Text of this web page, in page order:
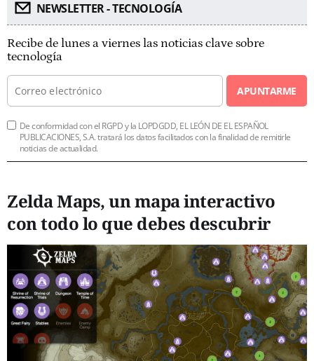
NEWSLETTER - TECNOLOGÍA
Recibe de lunes a viernes las noticias clave sobre
tecnología
APUNTARME
De conformidad con el RGPD y la LOPDGDD, EL LEÓN DE EL ESPAÑOL
PUBLICACIONES, S.A. tratará los datos facilitados con la finalidad de remitirle
noticias de actualidad.
Zelda Maps, un mapa interactivo
con todo lo que debes descubrir